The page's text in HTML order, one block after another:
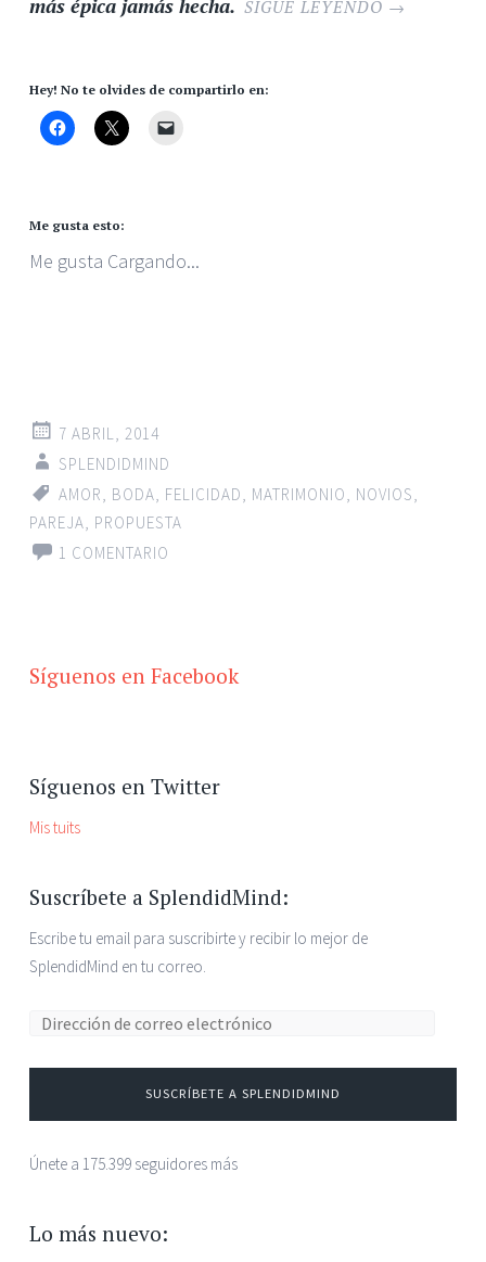
SIGUE LEYENDO →
Hey! No te olvides de compartirlo en:
Me gusta esto:
Me gusta Cargando...
7 ABRIL, 2014
SPLENDIDMIND
AMOR
BODA FELICIDAD MATRIMONIO NOVIOS
PAREJA PROPUESTA
1 COMENTARIO
Síguenos en Facebook
Síguenos en Twitter
Mis tuits
Suscríbete a SplendidMind:
Escribe tu email para suscribirte y recibir lo mejor de
SplendidMind en tu correo.
SUSCRÍBETE A SPLENDIDMIND
Únete a 175.399 seguidores más
Lo más nuevo: